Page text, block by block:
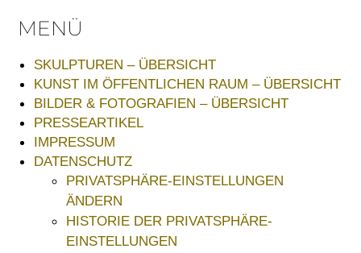
MENÜ
SKULPTUREN – ÜBERSICHT
KUNST IM ÖFFENTLICHEN RAUM – ÜBERSICHT
BILDER & FOTOGRAFIEN – ÜBERSICHT
PRESSEARTIKEL
IMPRESSUM
DATENSCHUTZ
PRIVATSPHÄRE-EINSTELLUNGEN
ÄNDERN
HISTORIE DER PRIVATSPHÄRE-
EINSTELLUNGEN